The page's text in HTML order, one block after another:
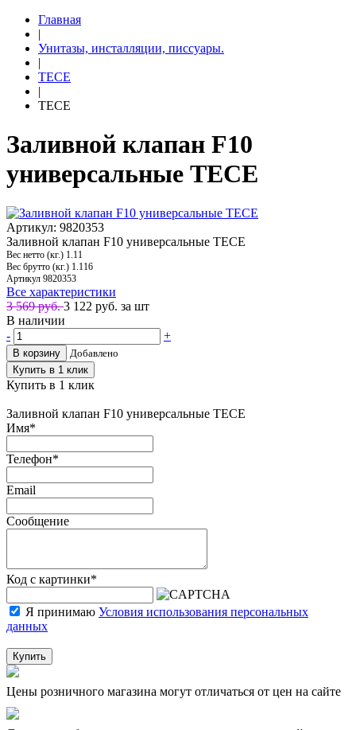
Главная
|
Унитазы, инсталляции, писсуары.
|
TECE
|
TECE
Заливной клапан F10
универсальные TECE
Артикул: 9820353
Заливной клапан F10 универсальные TECE
Вес нетто (кг.) 1.11
Вес брутто (кг.) 1.116
Артикул 9820353
Все характеристики
3 569 руб.3 122 руб. за шт
В наличии
-
+
В корзину
Добавлено
Купить в 1 клик
Купить в 1 клик
Заливной клапан F10 универсальные TECE
Имя*
Телефон*
Email
Сообщение
Код с картинки*
Я принимаю Условия использования персональных
данных
Купить
Цены розничного магазина могут отличаться от цен на сайте